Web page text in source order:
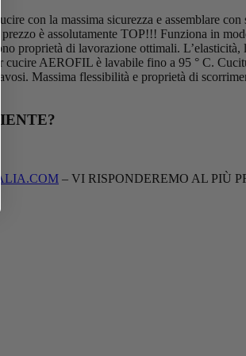
con la massima sicurezza e assemblare
è assolutamente TOP!!! Funziona in
proprietà di lavorazione ottimali. L’elasticità,
cucire AEROFIL è lavabile fino a 95 ° C.
Massima flessibilità e proprietà di
– VI RISPONDEREMO AL PIÙ